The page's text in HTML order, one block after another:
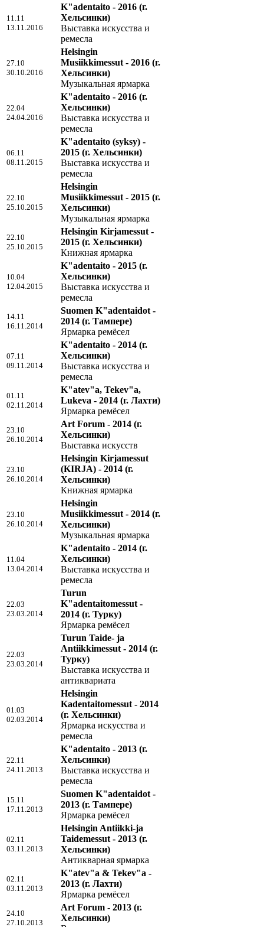
11.11
13.11.2016
K"adentaito - 2016 (г.
Хельсинки)
Выставка искусства и
ремесла
27.10
30.10.2016
Helsingin
Musiikkimessut - 2016 (г.
Хельсинки)
Музыкальная ярмарка
22.04
24.04.2016
K"adentaito - 2016 (г.
Хельсинки)
Выставка искусства и
ремесла
06.11
08.11.2015
K"adentaito (syksy) -
2015 (г. Хельсинки)
Выставка искусства и
ремесла
22.10
25.10.2015
Helsingin
Musiikkimessut - 2015 (г.
Хельсинки)
Музыкальная ярмарка
22.10
25.10.2015
Helsingin Kirjamessut -
2015 (г. Хельсинки)
Книжная ярмарка
10.04
12.04.2015
K"adentaito - 2015 (г.
Хельсинки)
Выставка искусства и
ремесла
14.11
16.11.2014
Suomen K"adentaidot -
2014 (г. Тампере)
Ярмарка ремёсел
07.11
09.11.2014
K"adentaito - 2014 (г.
Хельсинки)
Выставка искусства и
ремесла
01.11
02.11.2014
K"atev"a, Tekev"a,
Lukeva - 2014 (г. Лахти)
Ярмарка ремёсел
23.10
26.10.2014
Art Forum - 2014 (г.
Хельсинки)
Выставка искусств
23.10
26.10.2014
Helsingin Kirjamessut
(KIRJA) - 2014 (г.
Хельсинки)
Книжная ярмарка
23.10
26.10.2014
Helsingin
Musiikkimessut - 2014 (г.
Хельсинки)
Музыкальная ярмарка
11.04
13.04.2014
K"adentaito - 2014 (г.
Хельсинки)
Выставка искусства и
ремесла
22.03
23.03.2014
Turun
K"adentaitomessut -
2014 (г. Турку)
Ярмарка ремёсел
22.03
23.03.2014
Turun Taide- ja
Antiikkimessut - 2014 (г.
Турку)
Выставка искусства и
антиквариата
01.03
02.03.2014
Helsingin
Kadentaitomessut - 2014
(г. Хельсинки)
Ярмарка искусства и
ремесла
22.11
24.11.2013
K"adentaito - 2013 (г.
Хельсинки)
Выставка искусства и
ремесла
15.11
17.11.2013
Suomen K"adentaidot -
2013 (г. Тампере)
Ярмарка ремёсел
02.11
03.11.2013
Helsingin Antiikki-ja
Taidemessut - 2013 (г.
Хельсинки)
Антикварная ярмарка
02.11
03.11.2013
K"atev"a & Tekev"a -
2013 (г. Лахти)
Ярмарка ремёсел
24.10
27.10.2013
Art Forum - 2013 (г.
Хельсинки)